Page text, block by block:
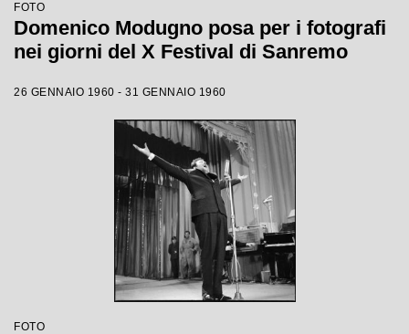
FOTO
Domenico Modugno posa per i fotografi
nei giorni del X Festival di Sanremo
26 GENNAIO 1960 - 31 GENNAIO 1960
FOTO